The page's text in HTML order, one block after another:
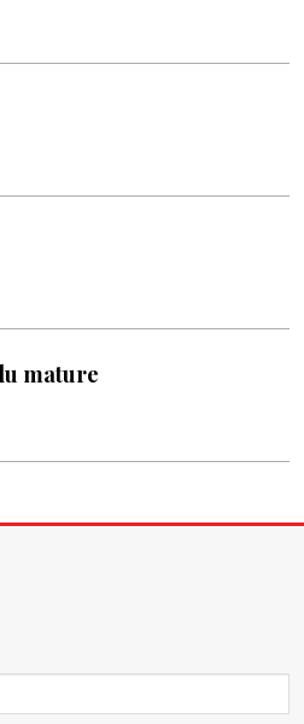
mature